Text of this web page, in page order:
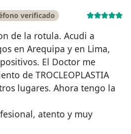
verificado
de la rotula. Acudi a
en Arequipa y en Lima,
El Doctor me
de TROCLEOPLASTIA
lugares. Ahora tengo la
atento y muy